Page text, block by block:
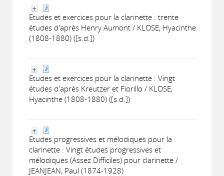
Etudes et exercices pour la clarinette : trente
études d'après Henry Aumont / KLOSE, Hyacinthe
(1808-1880) ([s.d.])
Etudes et exercices pour la clarinette : Vingt
études d'après Kreutzer et Fiorillo / KLOSE,
Hyacinthe (1808-1880) ([s.d.])
Etudes progressives et mélodiques pour la
clarinette : Vingt études progressives et
mélodiques (Assez Difficiles) pour clarinette /
JEANJEAN, Paul (1874-1928)